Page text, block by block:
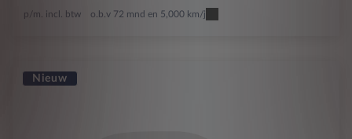
p/m. incl. btw o.b.v 72 mnd en 5,000 km/j
Nieuw